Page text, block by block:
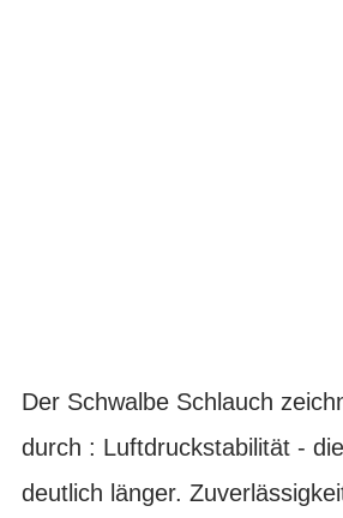
Der Schwalbe Schlauch
durch : Luftdruckstabilität -
deutlich länger.